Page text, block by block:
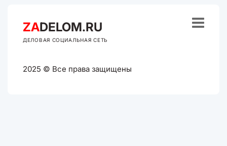
ZADELOM.RU
ДЕЛОВАЯ СОЦИАЛЬНАЯ СЕТЬ
2025 © Все права защищены
